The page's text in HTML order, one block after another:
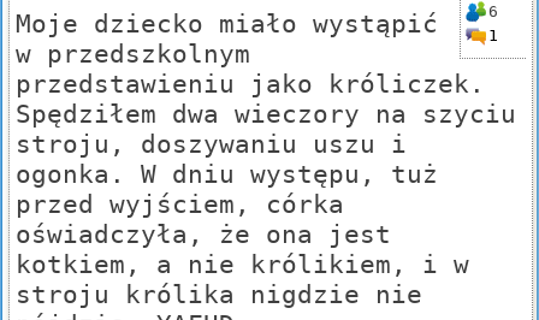
6
1
Moje dziecko miało wystąpić
w przedszkolnym
przedstawieniu jako króliczek.
Spędziłem dwa wieczory na szyciu
stroju, doszywaniu uszu i
ogonka. W dniu występu, tuż
przed wyjściem, córka
oświadczyła, że ona jest
kotkiem, a nie królikiem, i w
stroju królika nigdzie nie